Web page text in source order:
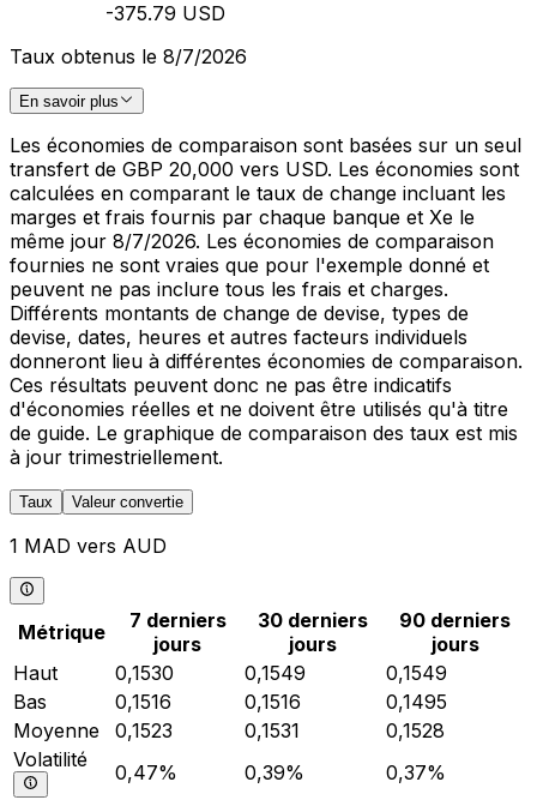
-375.79 USD
Taux obtenus le 8/7/2026
En savoir plus
Les économies de comparaison sont basées sur un seul
transfert de GBP 20,000 vers USD. Les économies sont
calculées en comparant le taux de change incluant les
marges et frais fournis par chaque banque et Xe le
même jour 8/7/2026. Les économies de comparaison
fournies ne sont vraies que pour l'exemple donné et
peuvent ne pas inclure tous les frais et charges.
Différents montants de change de devise, types de
devise, dates, heures et autres facteurs individuels
donneront lieu à différentes économies de comparaison.
Ces résultats peuvent donc ne pas être indicatifs
d'économies réelles et ne doivent être utilisés qu'à titre
de guide. Le graphique de comparaison des taux est mis
à jour trimestriellement.
Taux Valeur convertie
1 MAD vers AUD
Métrique
7 derniers
jours
30 derniers
jours
90 derniers
jours
Haut
0,1530 0,1549
0,1549
Bas
0,1516 0,1516
0,1495
Moyenne
0,1523 0,1531
0,1528
Volatilité
0,47% 0,39% 0,37%